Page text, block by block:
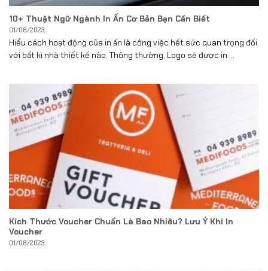
10+ Thuật Ngữ Ngành In Ấn Cơ Bản Bạn Cần Biết
01/08/2023
Hiểu cách hoạt động của in ấn là công việc hết sức quan trọng đối
với bất kì nhà thiết kế nào. Thông thường, Logo sẽ được in ...
Kích Thước Voucher Chuẩn Là Bao Nhiêu? Lưu Ý Khi In
Voucher
01/08/2023